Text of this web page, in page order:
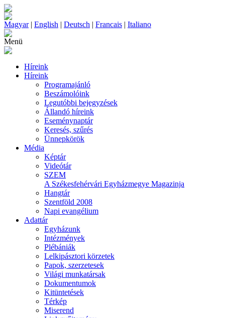
Magyar| English | Deutsch | Francais | Italiano
Menü
Híreink
Híreink
Programajánló
Beszámolóink
Legutóbbi bejegyzések
Állandó híreink
Eseménynaptár
Keresés, szűrés
Ünnepkörök
Média
Képtár
Videótár
SZEM
A Székesfehérvári Egyházmegye Magazinja
Hangtár
Szentföld 2008
Napi evangélium
Adattár
Egyházunk
Intézmények
Plébániák
Lelkipásztori körzetek
Papok, szerzetesek
Világi munkatársak
Dokumentumok
Kitüntetések
Térkép
Miserend